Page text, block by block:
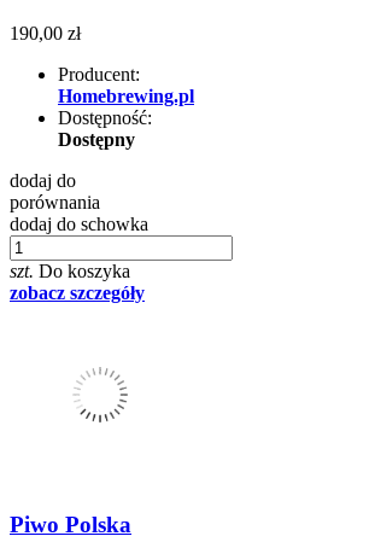
190,00 zł
Producent:
Homebrewing.pl
Dostępność:
Dostępny
dodaj do
porównania
dodaj do schowka
szt. Do koszyka
zobacz szczegóły
Piwo Polska